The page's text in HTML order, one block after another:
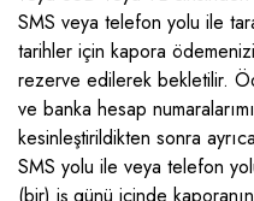
Yeşilüzümlü
Sarıbelen
Ulugöl
Üzümlü
Yalı
Seydikemer
Söğüt
Kahvaltı Dahil Villalar
Muhafazakar Villalar
Plaja Yakın Villalar
Saunalı Villalar
SMS veya telefon yolu ile
tarihler için kapora
rezerve edilerek bekletilir.
ve banka hesap
kesinleştirildikten sonra
SMS yolu ile veya telefon